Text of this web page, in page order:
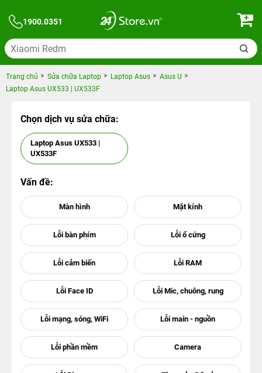
1900.0351
Trang chủ Sửa chữa Laptop Laptop Asus
Asus U
Laptop Asus UX533 | UX533F
Chọn dịch vụ sửa chữa:
Laptop Asus UX533 |
UX533F
Vấn đề: